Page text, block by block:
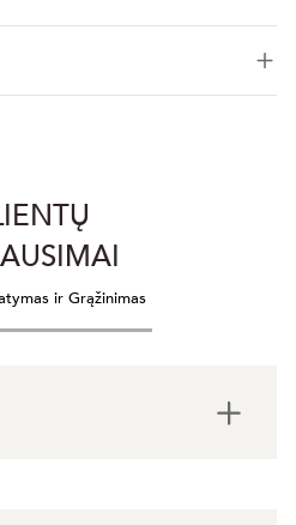
ir Grąžinimas